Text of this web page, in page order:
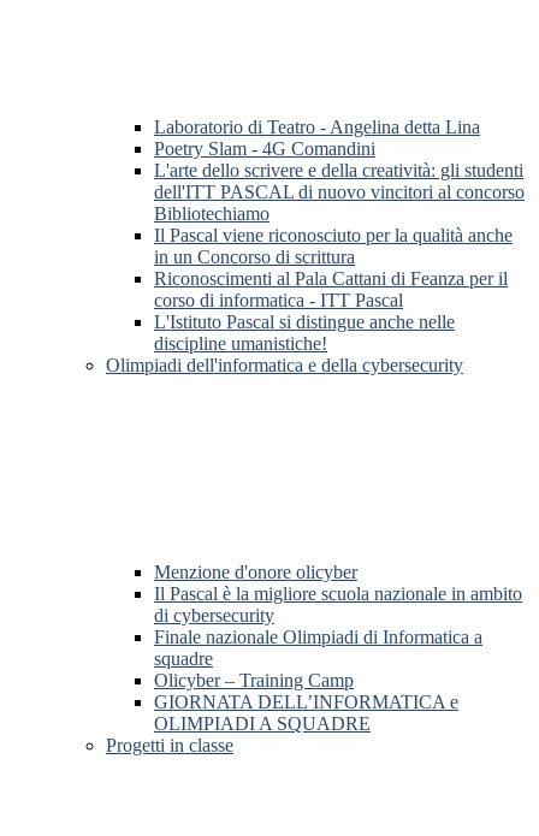
Laboratorio di Teatro - Angelina detta Lina
Poetry Slam - 4G Comandini
L'arte dello scrivere e della creatività: gli studenti
dell'ITT PASCAL di nuovo vincitori al concorso
Bibliotechiamo
Il Pascal viene riconosciuto per la qualità anche
in un Concorso di scrittura
Riconoscimenti al Pala Cattani di Feanza per il
corso di informatica - ITT Pascal
L'Istituto Pascal si distingue anche nelle
discipline umanistiche!
Olimpiadi dell'informatica e della cybersecurity
Menzione d'onore olicyber
Il Pascal è la migliore scuola nazionale in ambito
di cybersecurity
Finale nazionale Olimpiadi di Informatica a
squadre
Olicyber – Training Camp
GIORNATA DELL’INFORMATICA e
OLIMPIADI A SQUADRE
Progetti in classe